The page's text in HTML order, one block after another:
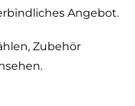
Angebot.
Zubehör